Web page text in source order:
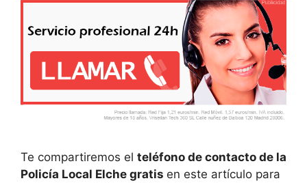
Te compartiremos el teléfono de contacto de la
Policía Local Elche gratis en este artículo para